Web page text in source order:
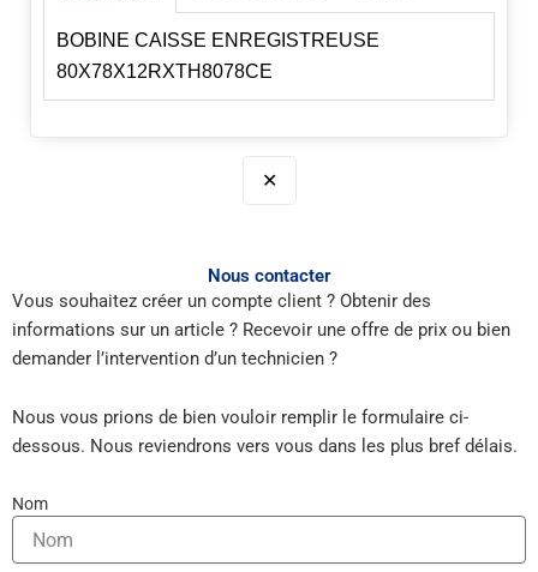
BOBINE CAISSE ENREGISTREUSE
80X78X12RXTH8078CE
✕
Nous contacter
Vous souhaitez créer un compte client ? Obtenir des
informations sur un article ? Recevoir une offre de prix ou bien
demander l’intervention d’un technicien ?
Nous vous prions de bien vouloir remplir le formulaire ci-
dessous. Nous reviendrons vers vous dans les plus bref délais.
Nom